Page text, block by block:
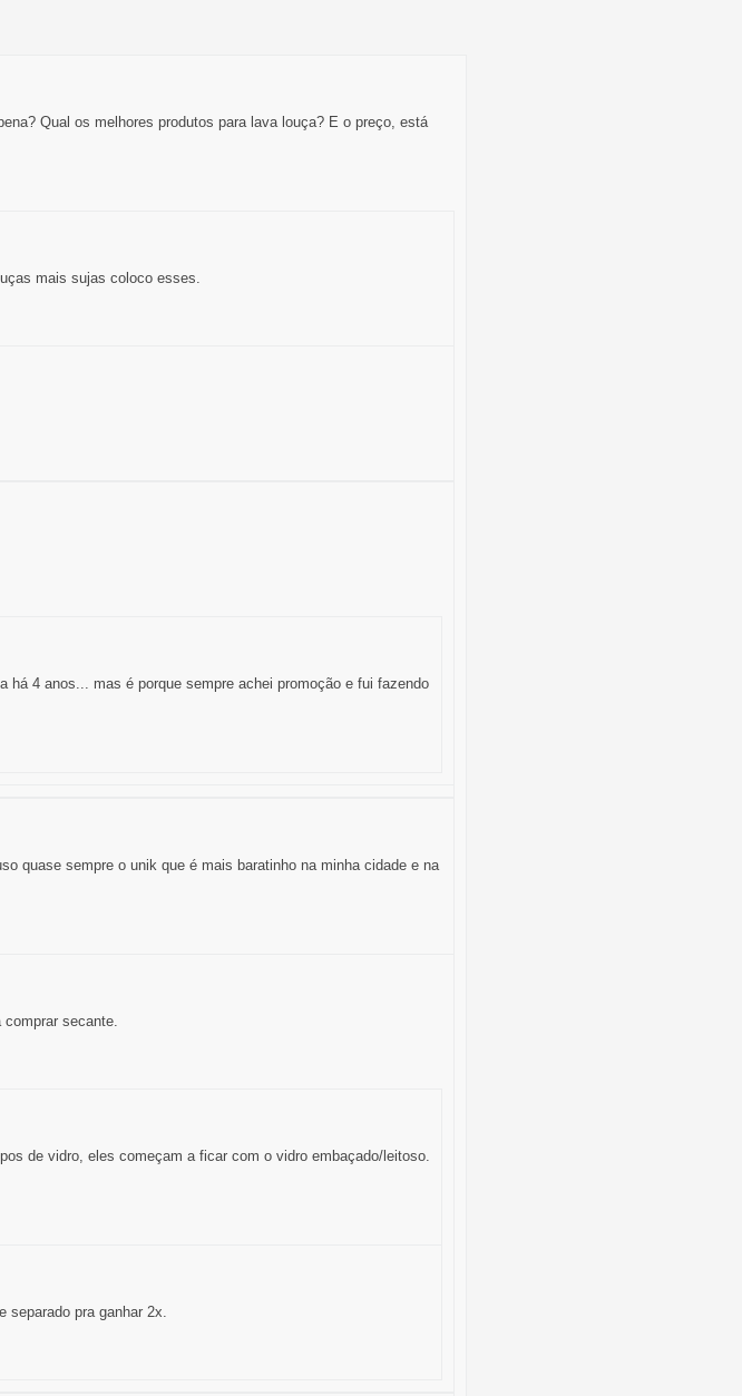
Qual os melhores produtos para lava louça? E o preço, está
mais sujas coloco esses.
há 4 anos... mas é porque sempre achei promoção e fui fazendo
quase sempre o unik que é mais baratinho na minha cidade e na
secante.
de vidro, eles começam a ficar com o vidro embaçado/leitoso.
separado pra ganhar 2x.